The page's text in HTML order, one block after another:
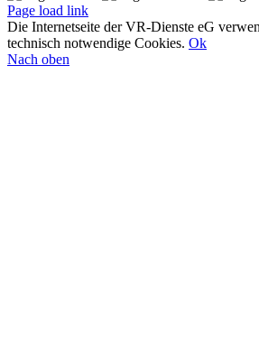
Page load link
Die Internetseite der VR-Dienste eG
technisch notwendige Cookies. Ok
Nach oben